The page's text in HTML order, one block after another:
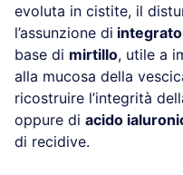
evoluta in cistite, il
l’assunzione di
base di mirtillo, utile a
alla mucosa della
ricostruire l’integrità
oppure di acido
di recidive.